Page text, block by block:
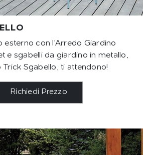
esterno con l'Arredo Giardino
e sgabelli da giardino in metallo,
Sgabello, ti attendono!
Richiedi Prezzo